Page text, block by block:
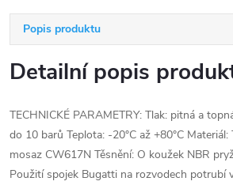
Popis produktu
Detailní popis
TECHNICKÉ PARAMETRY: Tlak: pitná a
do 10 barů Teplota: -20°C až +80°C
mosaz CW617N Těsnění: O koužek NBR
Použití spojek Bugatti na rozvodech potrubí